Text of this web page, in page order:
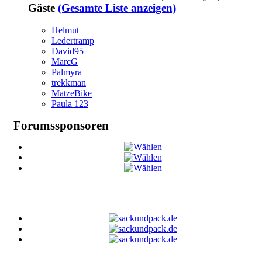
Gäste (Gesamte Liste anzeigen)
Helmut
Ledertramp
David95
MarcG
Palmyra
trekkman
MatzeBike
Paula 123
Forumssponsoren